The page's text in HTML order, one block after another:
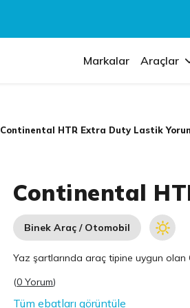
Markalar Araçlar
Continental HTR Extra Duty Lastik
Continental
Binek Araç / Otomobil
Yaz şartlarında araç tipine uygun olan
(0 Yorum)
Tüm ebatları görüntüle